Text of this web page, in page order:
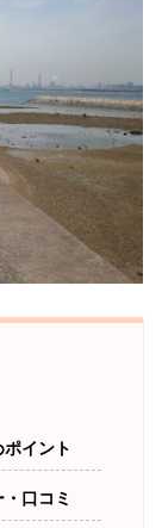
イント
口コミ